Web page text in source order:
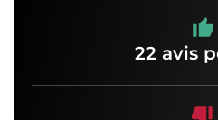
22 avis